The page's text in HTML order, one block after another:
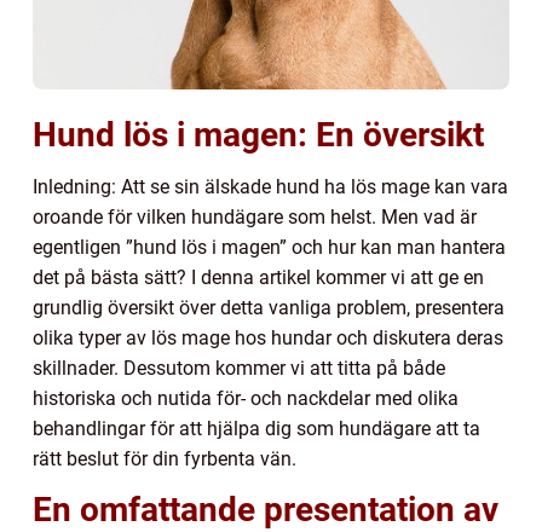
Hund lös i magen: En översikt
Inledning: Att se sin älskade hund ha lös mage kan vara
oroande för vilken hundägare som helst. Men vad är
egentligen ”hund lös i magen” och hur kan man hantera
det på bästa sätt? I denna artikel kommer vi att ge en
grundlig översikt över detta vanliga problem, presentera
olika typer av lös mage hos hundar och diskutera deras
skillnader. Dessutom kommer vi att titta på både
historiska och nutida för- och nackdelar med olika
behandlingar för att hjälpa dig som hundägare att ta
rätt beslut för din fyrbenta vän.
En omfattande presentation av